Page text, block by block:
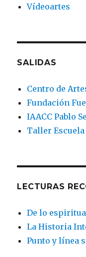
Vídeoartes
SALIDAS
Centro de
Fundación
IAACC Pablo
Taller
LECTURAS
De lo
La Historia
Punto y línea